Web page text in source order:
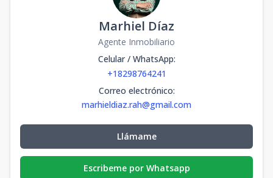
Marhiel Díaz
Agente Inmobiliario
Celular / WhatsApp:
+18298764241
Correo electrónico:
marhieldiaz.rah@gmail.com
Llámame
Escribeme por Whatsapp